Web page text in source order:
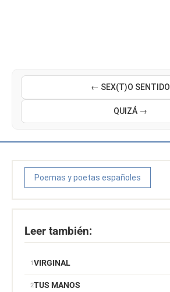
← SEX(T)O SENTIDO
QUIZÁ →
Poemas y poetas españoles
Leer también:
VIRGINAL
TUS MANOS